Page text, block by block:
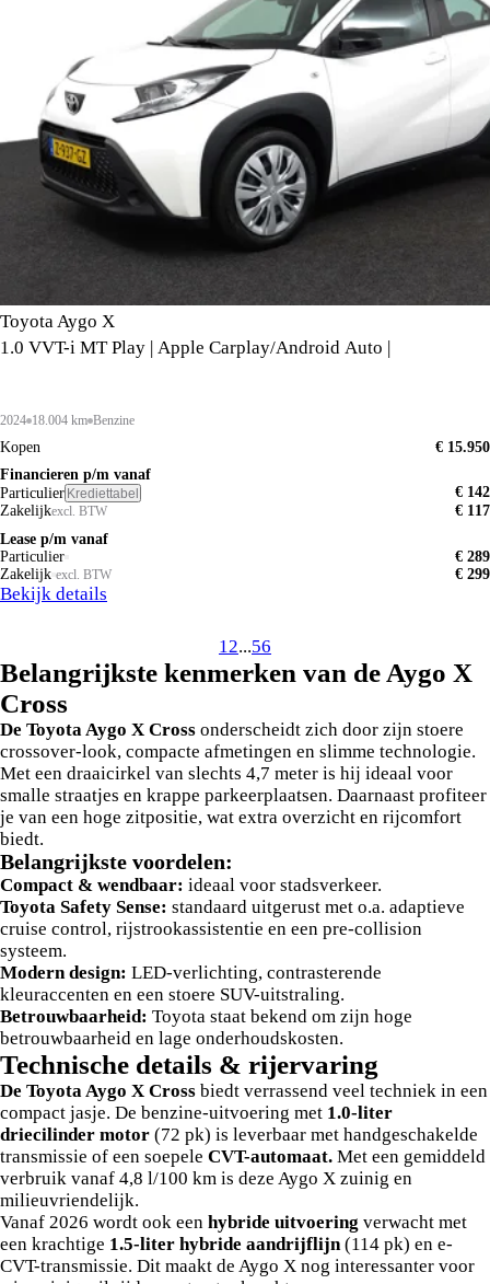
Toyota Aygo X
1.0 VVT-i MT Play | Apple Carplay/Android Auto |
2024 18.004 km Benzine
Kopen
€ 15.950
Financieren p/m vanaf
Particulier Krediettabel
€ 142
Zakelijkexcl. BTW
€ 117
Lease p/m vanaf
Particulier
€ 289
Zakelijk excl. BTW € 299
Bekijk details
12...56
Belangrijkste kenmerken van de Aygo X
Cross
De Toyota Aygo X Cross onderscheidt zich door zijn stoere
crossover-look, compacte afmetingen en slimme technologie.
Met een draaicirkel van slechts 4,7 meter is hij ideaal voor
smalle straatjes en krappe parkeerplaatsen. Daarnaast profiteer
je van een hoge zitpositie, wat extra overzicht en rijcomfort
biedt.
Belangrijkste voordelen:
Compact & wendbaar: ideaal voor stadsverkeer.
Toyota Safety Sense: standaard uitgerust met o.a. adaptieve
cruise control, rijstrookassistentie en een pre-collision
systeem.
Modern design: LED-verlichting, contrasterende
kleuraccenten en een stoere SUV-uitstraling.
Betrouwbaarheid: Toyota staat bekend om zijn hoge
betrouwbaarheid en lage onderhoudskosten.
Technische details & rijervaring
De Toyota Aygo X Cross biedt verrassend veel techniek in een
compact jasje. De benzine-uitvoering met 1.0-liter
driecilinder motor (72 pk) is leverbaar met handgeschakelde
transmissie of een soepele CVT-automaat. Met een gemiddeld
verbruik vanaf 4,8 l/100 km is deze Aygo X zuinig en
milieuvriendelijk.
Vanaf 2026 wordt ook een hybride uitvoering verwacht met
een krachtige 1.5-liter hybride aandrijflijn(114 pk) en e-
CVT-transmissie. Dit maakt de Aygo X nog interessanter voor